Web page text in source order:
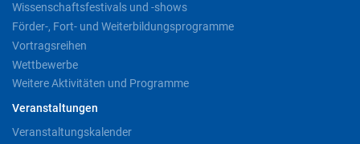
Wissenschaftsfestivals und -shows
Förder-, Fort- und Weiterbildungsprogramme
Vortragsreihen
Wettbewerbe
Weitere Aktivitäten und Programme
Veranstaltungen
Veranstaltungskalender